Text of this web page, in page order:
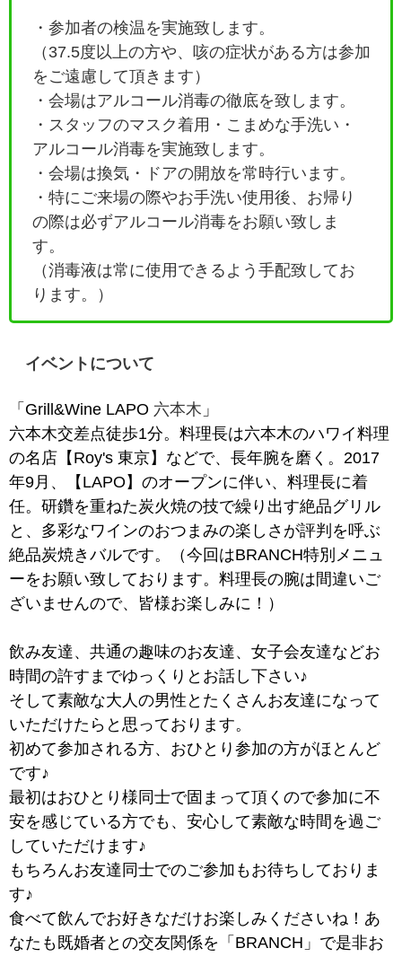
・参加者の検温を実施致します。
（37.5度以上の方や、咳の症状がある方は参加
をご遠慮して頂きます）
・会場はアルコール消毒の徹底を致します。
・ スタッフのマスク着用・こまめな手洗い・
アルコール消毒を実施致します。
・会場は換気・ドアの開放を常時行います。
・特にご来場の際やお手洗い使用後、お帰り
の際は必ずアルコール消毒をお願い致しま
す。
（消毒液は常に使用できるよう手配致してお
ります。）
イベントについて
「Grill&Wine LAPO 六本木 」
六本木交差点徒歩1分。料理長は六本木のハワイ料理
の名店【Roy's 東京】などで、長年腕を磨く。2017
年9月、【LAPO】のオープンに伴い、料理長に着
任。研鑽を重ねた炭火焼の技で繰り出す絶品グリル
と、多彩なワインのおつまみの楽しさが評判を呼ぶ
絶品炭焼きバルです。（今回はBRANCH特別メニュ
ーをお願い致しております。料理長の腕は間違いご
ざいませんので、皆様お楽しみに！）
飲み友達、共通の趣味のお友達、女子会友達などお
時間の許すまでゆっくりとお話し下さい♪
そして素敵な大人の男性とたくさんお友達になって
いただけたらと思っております。
初めて参加される方、おひとり参加の方がほとんど
です♪
最初はおひとり様同士で固まって頂くので参加に不
安を感じている方でも、安心して素敵な時間を過ご
していただけます♪
もちろんお友達同士でのご参加もお待ちしておりま
す♪
食べて飲んでお好きなだけお楽しみくださいね！あ
なたも既婚者との交友関係を「BRANCH」で是非お